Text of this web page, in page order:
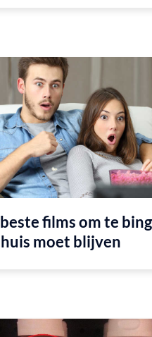
films om te
moet blijven